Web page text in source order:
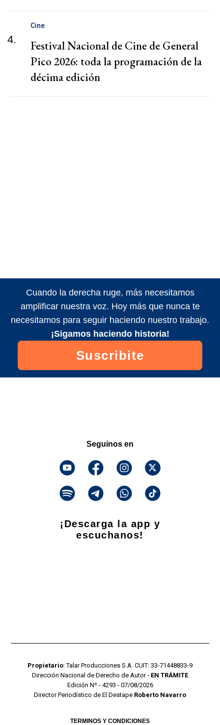
4.
Cine
Festival Nacional de Cine de General
Pico 2026: toda la programación de la
décima edición
Cuando la derecha ruge, más necesitamos
amplificar nuestra voz. Hoy más que nunca te
necesitamos para seguir haciendo nuestro trabajo.
¡Sigamos haciendo historia!
Suscribite
Seguinos en
¡Descarga la app y
escuchanos!
Propietario: Talar Producciones S.A. CUIT: 33-71448833-9
Dirección Nacional de Derecho de Autor - EN TRÁMITE
Edición Nº - 4293 - 07/08/2026
Director Periodístico de El Destape Roberto Navarro
TERMINOS Y CONDICIONES